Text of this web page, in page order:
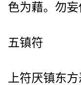
色为藉。勿妄
五镇符
上符厌镇东